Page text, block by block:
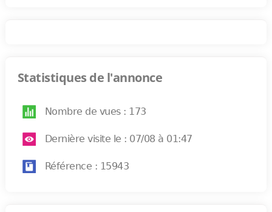
Statistiques de l'annonce
Nombre de vues : 173
Dernière visite le : 07/08 à 01:47
Référence : 15943